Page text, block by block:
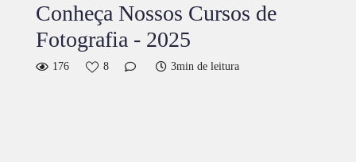
Conheça Nossos Cursos de
Fotografia - 2025
176 8 3min de leitura